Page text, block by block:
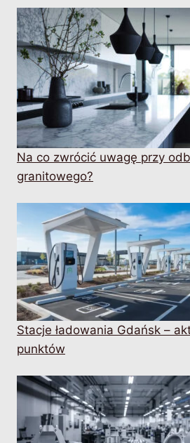
Na co zwrócić uwagę przy
granitowego?
Stacje ładowania Gdańsk –
punktów